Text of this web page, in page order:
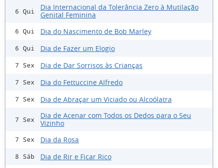
6 Qui
Dia Internacional da Tolerância Zero à Mutilação
Genital Feminina
6 Qui Dia do Nascimento de Bob Marley
6 Qui Dia de Fazer um Elogio
7 Sex Dia de Dar Sorrisos às Crianças
7 Sex Dia do Fettuccine Alfredo
7 Sex Dia de Abraçar um Viciado ou Alcoólatra
7 Sex
Dia de Acenar com Todos os Dedos para o Seu
Vizinho
7 Sex Dia da Rosa
8 Sáb Dia de Rir e Ficar Rico